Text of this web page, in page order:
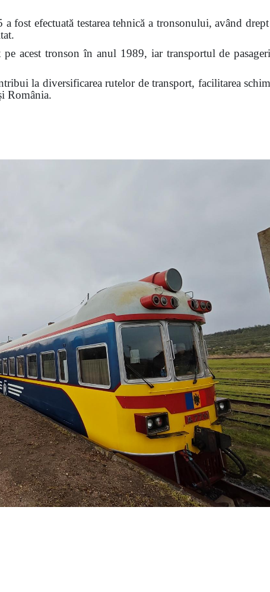
fost efectuată testarea tehnică a tronsonului, având
acest tronson în anul 1989, iar transportul de
la diversificarea rutelor de transport, facilitarea
România.